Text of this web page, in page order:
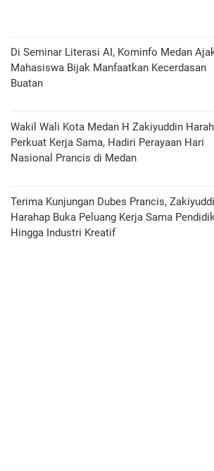
Di Seminar Literasi AI, Kominfo Medan
Mahasiswa Bijak Manfaatkan Kecerdasan
Buatan
Wakil Wali Kota Medan H Zakiyuddin
Perkuat Kerja Sama, Hadiri Perayaan Hari
Nasional Prancis di Medan
Terima Kunjungan Dubes Prancis,
Harahap Buka Peluang Kerja Sama
Hingga Industri Kreatif